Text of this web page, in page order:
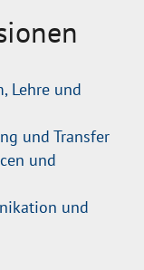
Lehre und
und Transfer
und
und